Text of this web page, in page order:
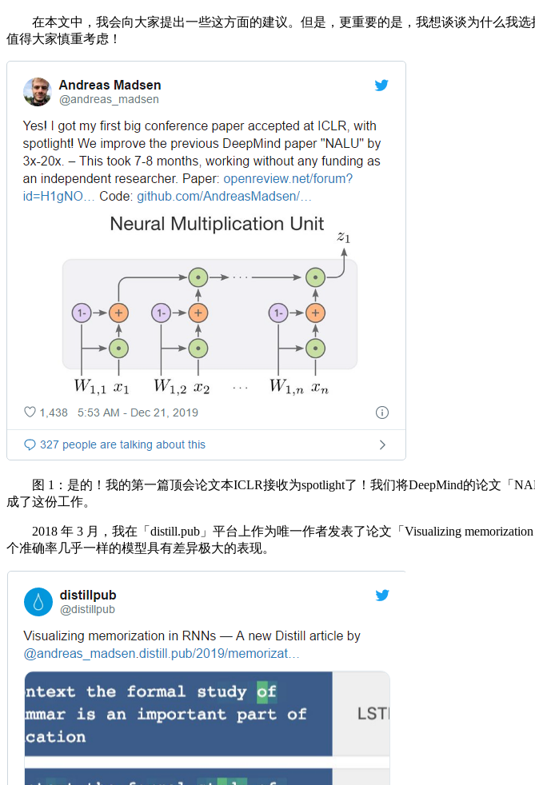
在本文中，我会向大家提出一些这方面的建议。但是，更重要的是，我想谈谈为什么我
值得大家慎重考虑！
图 1：是的！我的第一篇顶会论文本ICLR接收为spotlight了！我们将DeepMind的论文「
成了这份工作。
2018 年 3 月，我在「distill.pub」平台上作为唯一作者发表了论文「Visualizing
个准确率几乎一样的模型具有差异极大的表现。